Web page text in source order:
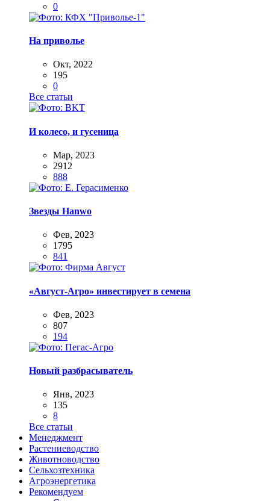
0
На приволье
Окт, 2022
195
0
Все статьи
И колесо, и гусеница
Мар, 2023
2912
888
Звезды Hanwo
Фев, 2023
1795
841
«Август-Агро» инвестирует в семена
Фев, 2023
807
194
Новый разбрасыватель
Янв, 2023
135
8
Все статьи
Менеджмент
Растениеводство
Животноводство
Сельхозтехника
Агроэнергетика
Рекомендуем